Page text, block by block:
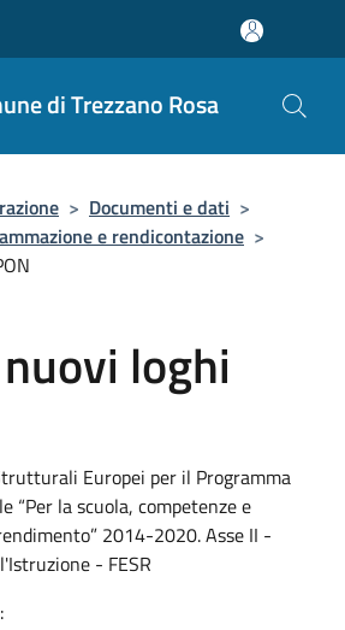
di Trezzano Rosa
> Documenti e dati >
e rendicontazione >
loghi
Europei per il Programma
“Per la scuola, competenze e
2014-2020. Asse II -
- FESR
: